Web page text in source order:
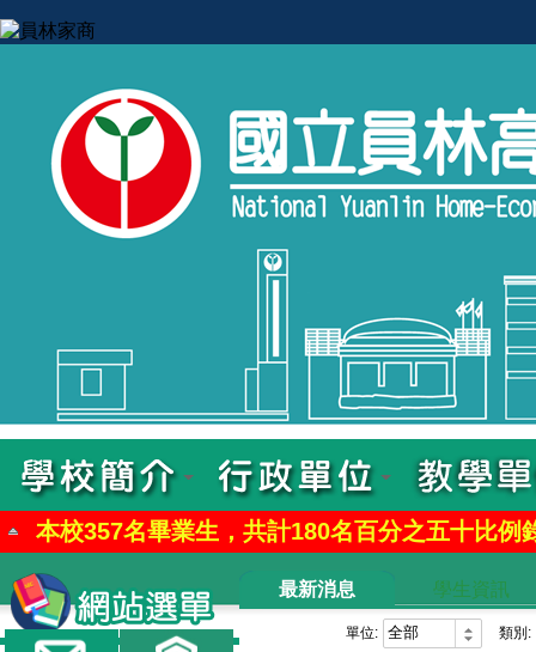
【114學年升
本校357名畢業生，共計180名百分之五十比
【114學年升學金榜】國
【114學年升學金榜】國立雲林科技大
最新消息 學生資訊
單位: 類別: